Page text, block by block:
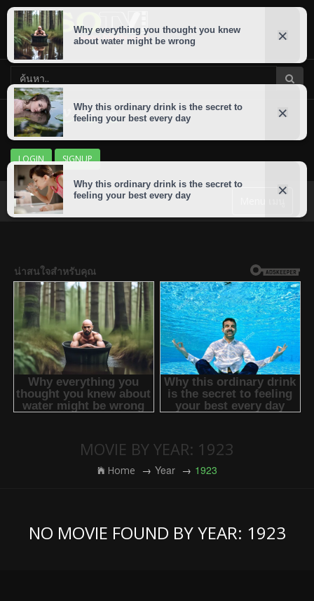
LOGIN SIGNUP
MOVIE BY YEAR: 1923
Home Year 1923
NO MOVIE FOUND BY YEAR: 1923